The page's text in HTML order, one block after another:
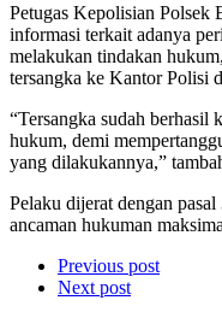
Petugas Kepolisian Polsek
informasi terkait adanya
melakukan tindakan
tersangka ke Kantor Polisi
“Tersangka sudah berhasil
hukum, demi
yang dilakukannya,”
Pelaku dijerat dengan
ancaman hukuman
Previous post
Next post